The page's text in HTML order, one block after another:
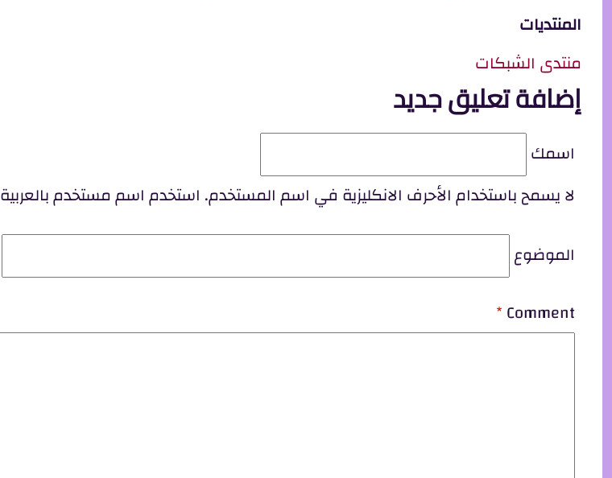
المنتديات
منتدى الشبكات
إضافة تعليق جديد
اسمك
لا يسمح باستخدام الأحرف الانكليزية في اسم المستخدم. استخدم اسم مستخدم بالعربية
الموضوع
Comment